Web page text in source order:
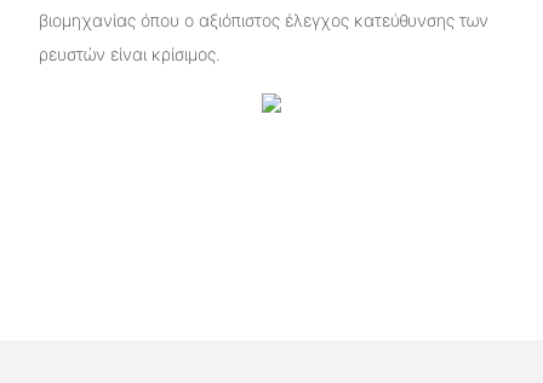
βιομηχανίας όπου ο αξιόπιστος έλεγχος κατεύθυνσης των
ρευστών είναι κρίσιμος.